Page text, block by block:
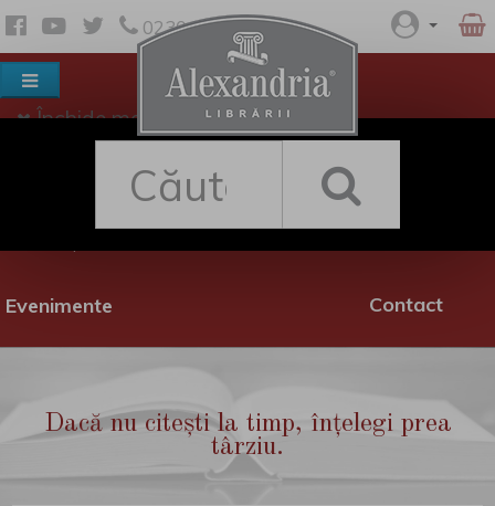
0230 530 342
Închide meniul
Evenimente
Rețea librării
Contact
Dacă nu citești la timp, înțelegi prea
târziu.